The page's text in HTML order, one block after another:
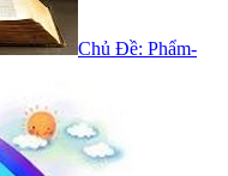
Chủ Đề: Phẩm-